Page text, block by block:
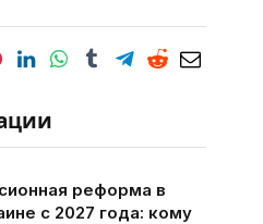
реформа в
с 2027 года: кому